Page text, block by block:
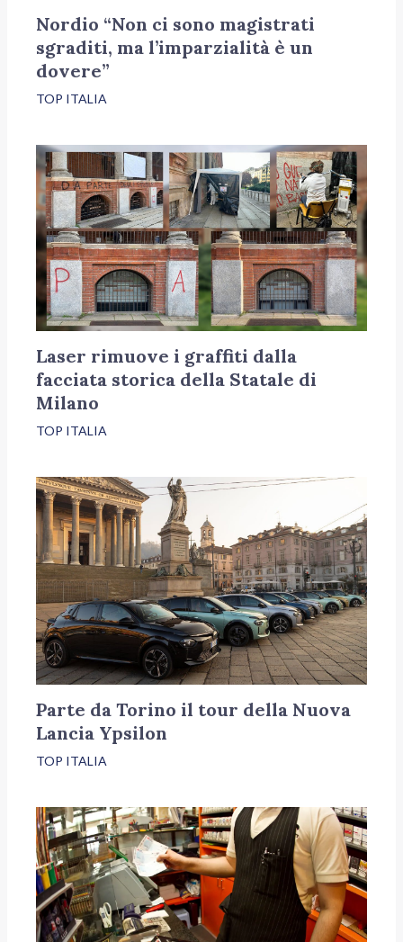
Nordio “Non ci sono magistrati
sgraditi, ma l’imparzialità è un
dovere”
TOP ITALIA
Laser rimuove i graffiti dalla
facciata storica della Statale di
Milano
TOP ITALIA
Parte da Torino il tour della Nuova
Lancia Ypsilon
TOP ITALIA